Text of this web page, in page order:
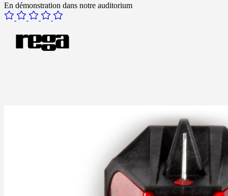
En démonstration dans notre auditorium